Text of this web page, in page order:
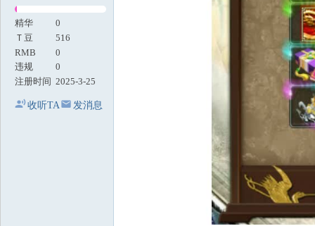
精华
0
Ｔ豆
516
RMB
0
违规
0
注册时间 2025-3-25
收听TA 发消息